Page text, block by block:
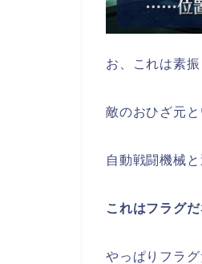
お、これは素
敵のおひざ元
自動戦闘機械
これはフラグだ
やっぱりフラ